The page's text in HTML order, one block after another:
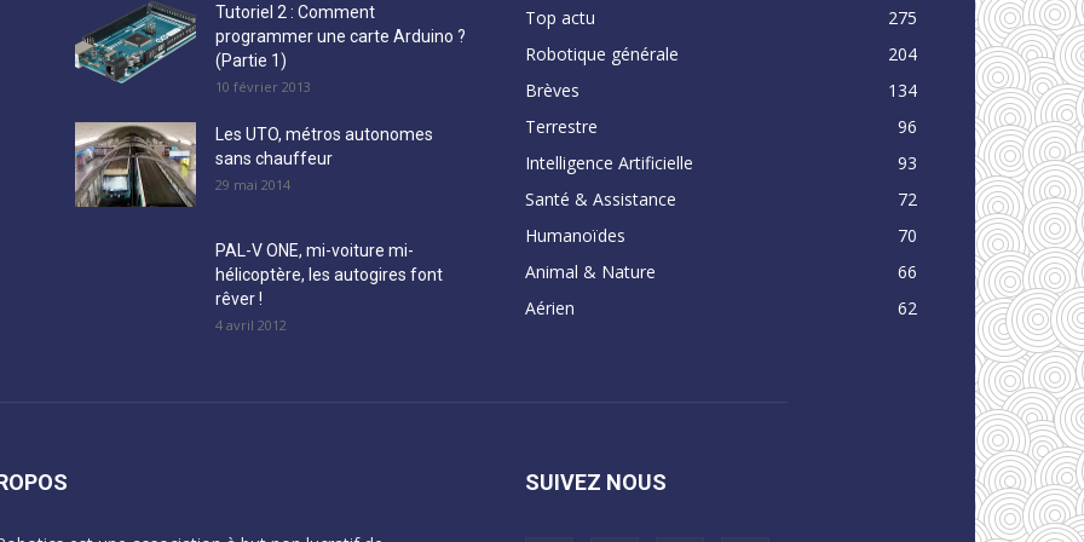
Tutoriel 2 : Comment
programmer une carte Arduino ?
(Partie 1)
10 février 2013
Les UTO, métros autonomes
sans chauffeur
29 mai 2014
PAL-V ONE, mi-voiture mi-
hélicoptère, les autogires font
rêver !
4 avril 2012
Top actu
275
Robotique générale
204
Brèves
134
Terrestre
96
Intelligence Artificielle
93
Santé & Assistance
72
Humanoïdes
70
Animal & Nature
66
Aérien
62
SUIVEZ NOUS